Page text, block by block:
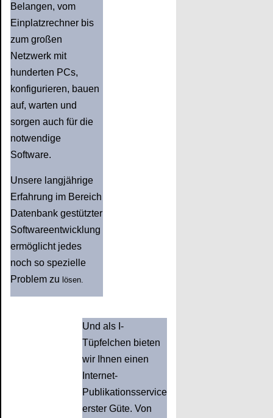
Belangen, vom
Einplatzrechner bis
zum großen
Netzwerk mit
hunderten PCs,
konfigurieren, bauen
auf, warten und
sorgen auch für die
notwendige
Software.
Unsere langjährige
Erfahrung im Bereich
Datenbank gestützter
Softwareentwicklung
ermöglicht jedes
noch so spezielle
Problem zu lösen.
Und als I-
Tüpfelchen bieten
wir Ihnen einen
Internet-
Publikationsservice
erster Güte. Von